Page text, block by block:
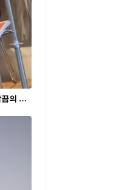
옷잘알 정안언니의 스트라이프💙 심플깔끔의 표본인 스트라이프 패턴으로 멋스럽게 입자✨